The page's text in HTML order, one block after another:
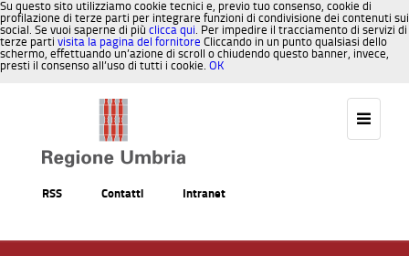
Su questo sito utilizziamo cookie tecnici e, previo tuo consenso, cookie di
profilazione di terze parti per integrare funzioni di condivisione dei contenuti sui
social. Se vuoi saperne di più clicca qui. Per impedire il tracciamento di servizi di
terze parti visita la pagina del fornitore Cliccando in un punto qualsiasi dello
schermo, effettuando un’azione di scroll o chiudendo questo banner, invece,
presti il consenso all’uso di tutti i cookie. OK
RSS Contatti Intranet